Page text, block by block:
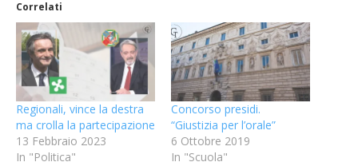
Correlati
Regionali, vince la destra
ma crolla la partecipazione
13 Febbraio 2023
In "Politica"
Concorso presidi.
“Giustizia per l’orale”
6 Ottobre 2019
In "Scuola"